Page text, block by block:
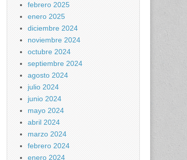
febrero 2025
enero 2025
diciembre 2024
noviembre 2024
octubre 2024
septiembre 2024
agosto 2024
julio 2024
junio 2024
mayo 2024
abril 2024
marzo 2024
febrero 2024
enero 2024